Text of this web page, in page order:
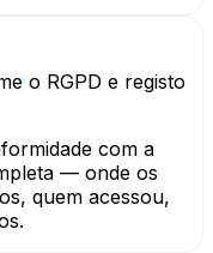
o RGPD e registo
com a
— onde os
quem acessou,